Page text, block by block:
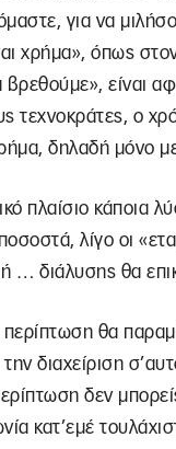
για να
χρήμα», όπως
βρεθούμε», είναι
τεχνοκράτες, ο
δηλαδή μόνο με
πλαίσιο κάποια
λίγο οι
… διάλυσης θα
θα
διαχείριση
δεν
κατ’εμέ